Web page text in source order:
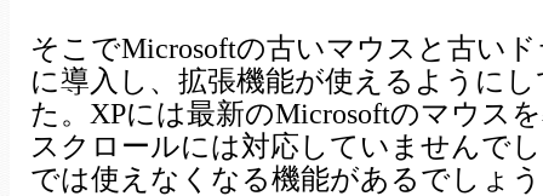
そこでMicrosoftの古いマウスと古い
に導入し、拡張機能が使えるように
た。XPには最新のMicrosoftのマウス
スクロールには対応していませんで
では使えなくなる機能があるでしょ